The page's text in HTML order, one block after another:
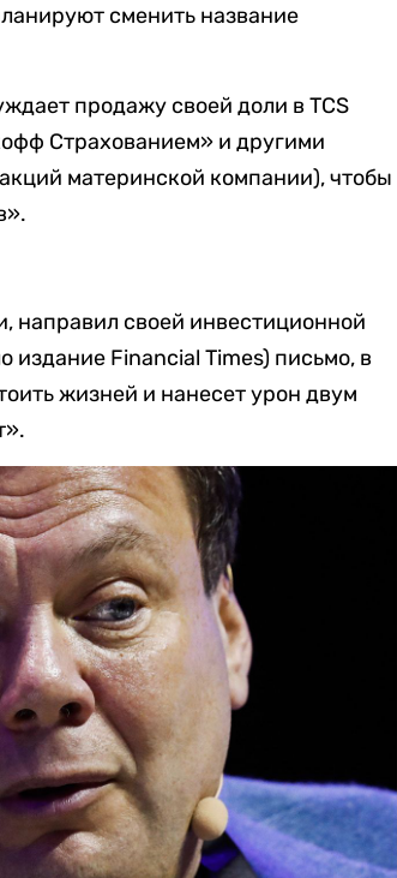
сменить название
продажу своей доли в TCS
Страхованием» и другими
материнской компании), чтобы
направил своей инвестиционной
издание Financial Times) письмо, в
жизней и нанесет урон двум